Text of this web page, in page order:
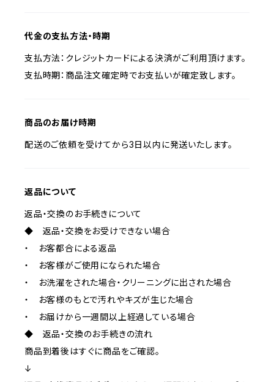
代金の支払方法・時期
支払方法：クレジットカードによる決済がご利用頂けます。
支払時期：商品注文確定時でお支払いが確定致します。
商品のお届け時期
配送のご依頼を受けてから3日以内に発送いたします。
返品について
返品・交換のお手続きについて
◆ 返品・交換をお受けできない場合
・ お客都合による返品
・ お客様がご使用になられた場合
・ お洗濯をされた場合・クリーニングに出された場合
・ お客様のもとで汚れやキズが生じた場合
・ お届けから一週間以上経過している場合
◆ 返品・交換のお手続きの流れ
商品到着後はすぐに商品をご確認。
↓